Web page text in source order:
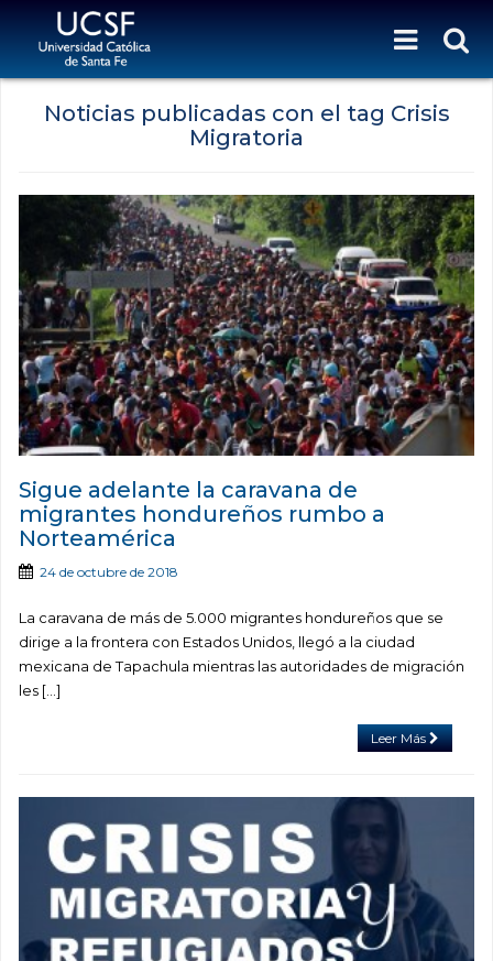
Noticias publicadas con el tag Crisis
Migratoria
Sigue adelante la caravana de
migrantes hondureños rumbo a
Norteamérica
24 de octubre de 2018
La caravana de más de 5.000 migrantes hondureños que se
dirige a la frontera con Estados Unidos, llegó a la ciudad
mexicana de Tapachula mientras las autoridades de migración
les […]
Leer Más